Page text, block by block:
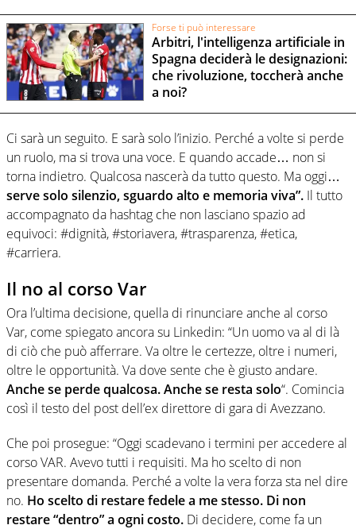
Forse ti può interessare
Arbitri, l'intelligenza artificiale in
Spagna deciderà le designazioni:
che rivoluzione, toccherà anche
a noi?
Ci sarà un seguito. E sarà solo l’inizio. Perché a volte si perde
un ruolo, ma si trova una voce. E quando accade… non si
torna indietro. Qualcosa nascerà da tutto questo. Ma oggi…
serve solo silenzio, sguardo alto e memoria viva”. Il tutto
accompagnato da hashtag che non lasciano spazio ad
equivoci: #dignità, #storiavera, #trasparenza, #etica,
#carriera.
Il no al corso Var
Ora l’ultima decisione, quella di rinunciare anche al corso
Var, come spiegato ancora su Linkedin: “Un uomo va al di là
di ciò che può afferrare. Va oltre le certezze, oltre i numeri,
oltre le opportunità. Va dove sente che è giusto andare.
Anche se perde qualcosa. Anche se resta solo“. Comincia
così il testo del post dell’ex direttore di gara di Avezzano.
Che poi prosegue: “Oggi scadevano i termini per accedere al
corso VAR. Avevo tutti i requisiti. Ma ho scelto di non
presentare domanda. Perché a volte la vera forza sta nel dire
no. Ho scelto di restare fedele a me stesso. Di non
restare “dentro” a ogni costo. Di decidere, come fa un